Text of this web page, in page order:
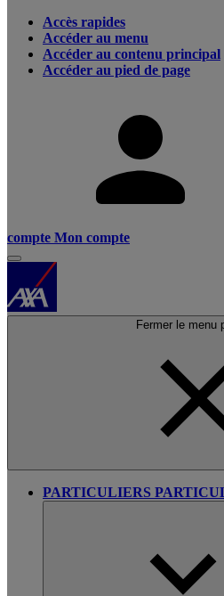
Accès rapides
Accéder au menu
Accéder au contenu principal
Accéder au pied de page
compte Mon compte
Fermer le menu
PARTICULIERS